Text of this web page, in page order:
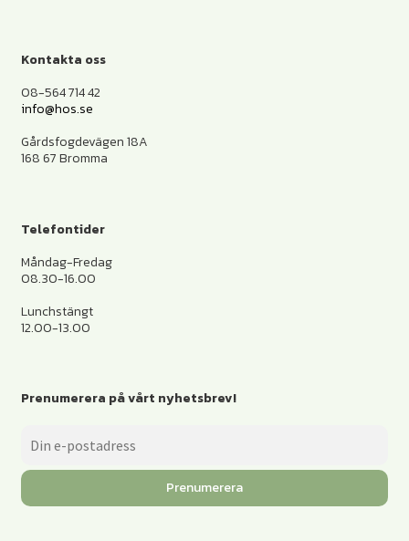
Kontakta oss
08-564 714 42
info@hos.se
Gårdsfogdevägen 18A
168 67 Bromma
Telefontider
Måndag-Fredag
08.30-16.00
Lunchstängt
12.00-13.00
Prenumerera på vårt nyhetsbrev!
Prenumerera